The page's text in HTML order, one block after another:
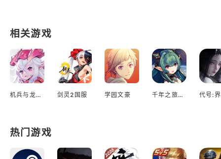
相关游戏
机兵与龙日服 剑灵2国服 学园文豪 千年之旅台服 代号:界
热门游戏